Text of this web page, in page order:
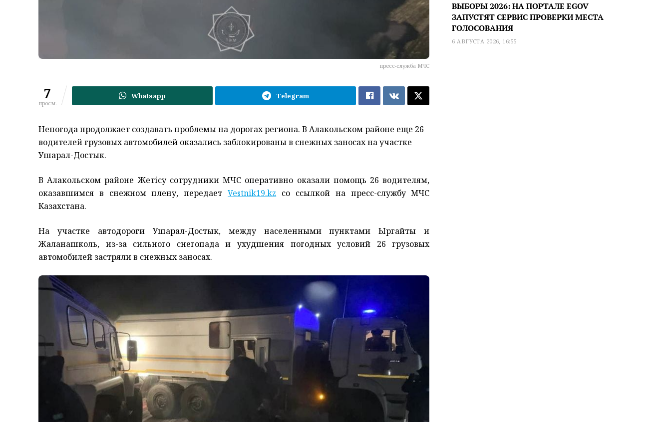
пресс-служба МЧС
7
просм.
Whatsapp Telegram
Непогода продолжает создавать проблемы на дорогах региона. В Алакольском районе еще 26
водителей грузовых автомобилей оказались заблокированы в снежных заносах на участке
Ушарал-Достык.
В Алакольском районе Жетісу сотрудники МЧС оперативно оказали помощь 26 водителям,
оказавшимся в снежном плену, передаетVestnik19.kz со ссылкой на пресс-службу МЧС
Казахстана.
На участке автодороги Ушарал-Достык, между населенными пунктами Ыргайты и
Жаланашколь, из-за сильного снегопада и ухудшения погодных условий 26 грузовых
автомобилей застряли в снежных заносах.
ВЫБОРЫ 2026: НА ПОРТАЛЕ EGOV
ЗАПУСТЯТ СЕРВИС ПРОВЕРКИ МЕСТА
ГОЛОСОВАНИЯ
6 АВГУСТА 2026, 16:55